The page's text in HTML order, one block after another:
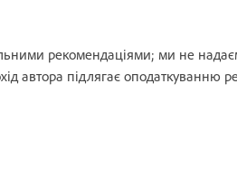
рекомендаціями; ми не
автора підлягає